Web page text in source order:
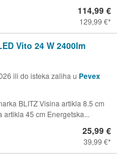
114,99 €
129,99 €
Vito 24 W 2400lm
ili do isteka zaliha u Pevex
BLITZ Visina artikla 8.5 cm
45 cm Energetska...
25,99 €
39,99 €